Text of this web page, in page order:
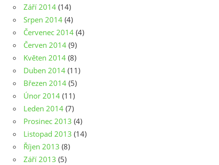
Září 2014 (14)
Srpen 2014 (4)
Červenec 2014 (4)
Červen 2014 (9)
Květen 2014 (8)
Duben 2014 (11)
Březen 2014 (5)
Únor 2014 (11)
Leden 2014 (7)
Prosinec 2013 (4)
Listopad 2013 (14)
Říjen 2013 (8)
Září 2013 (5)